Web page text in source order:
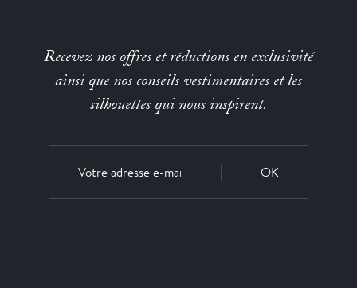
Recevez nos offres et réductions en exclusivité
ainsi que nos conseils vestimentaires et les
silhouettes qui nous inspirent.
OK